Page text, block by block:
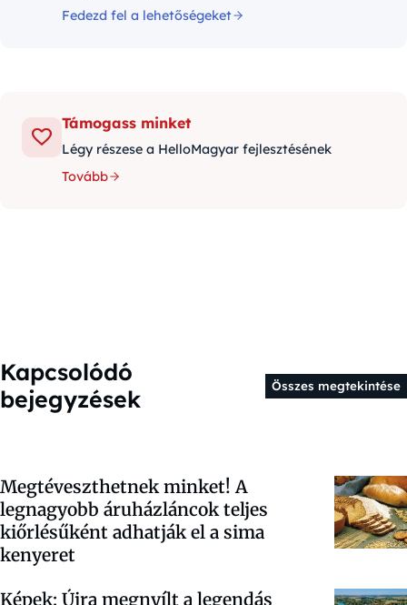
Fedezd fel a lehetőségeket
Támogass minket
Légy részese a HelloMagyar fejlesztésének
Tovább
Kapcsolódó
bejegyzések
Összes megtekintése
Megtéveszthetnek minket! A
legnagyobb áruházláncok teljes
kiőrlésűként adhatják el a sima
kenyeret
Képek: Újra megnyílt a legendás